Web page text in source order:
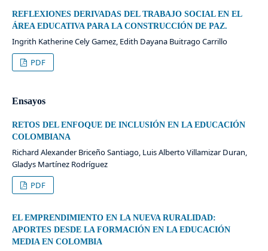
REFLEXIONES DERIVADAS DEL TRABAJO SOCIAL EN EL
ÁREA EDUCATIVA PARA LA CONSTRUCCIÓN DE PAZ.
Ingrith Katherine Cely Gamez, Edith Dayana Buitrago Carrillo
PDF
Ensayos
RETOS DEL ENFOQUE DE INCLUSIÓN EN LA EDUCACIÓN
COLOMBIANA
Richard Alexander Briceño Santiago, Luis Alberto Villamizar Duran,
Gladys Martínez Rodríguez
PDF
EL EMPRENDIMIENTO EN LA NUEVA RURALIDAD:
APORTES DESDE LA FORMACIÓN EN LA EDUCACIÓN
MEDIA EN COLOMBIA